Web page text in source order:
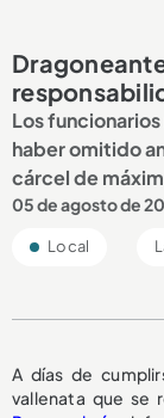
Los
haber omitido
cárcel de
05 de agosto de
Local
A días de
vallenata que se